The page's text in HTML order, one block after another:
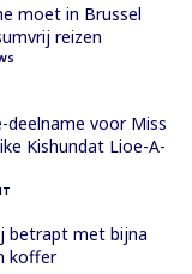
moet in Brussel
reizen
deelname voor Miss
Kishundat Lioe-A-
betrapt met bijna
koffer